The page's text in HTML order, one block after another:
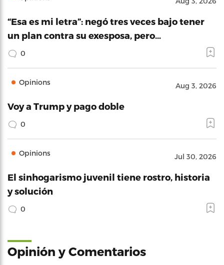
“Esa es mi letra”: negó tres veces bajo tener
un plan contra su exesposa, pero…
0
Opinions Aug 3, 2026
Voy a Trump y pago doble
0
Opinions Jul 30, 2026
El sinhogarismo juvenil tiene rostro, historia
y solución
0
Opinión y Comentarios